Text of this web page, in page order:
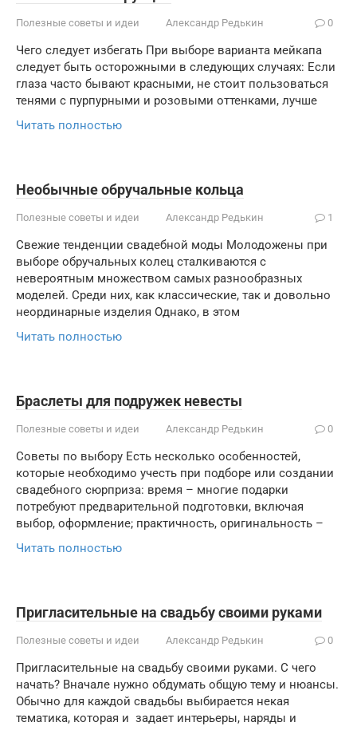
Полезные советы и идеи Александр Редькин 0
Чего следует избегать При выборе варианта мейкапа
следует быть осторожными в следующих случаях: Если
глаза часто бывают красными, не стоит пользоваться
тенями с пурпурными и розовыми оттенками, лучше
Читать полностью
Необычные обручальные кольца
Полезные советы и идеи Александр Редькин 1
Свежие тенденции свадебной моды Молодожены при
выборе обручальных колец сталкиваются с
невероятным множеством самых разнообразных
моделей. Среди них, как классические, так и довольно
неординарные изделия Однако, в этом
Читать полностью
Браслеты для подружек невесты
Полезные советы и идеи Александр Редькин 0
Советы по выбору Есть несколько особенностей,
которые необходимо учесть при подборе или создании
свадебного сюрприза: время – многие подарки
потребуют предварительной подготовки, включая
выбор, оформление; практичность, оригинальность –
Читать полностью
Пригласительные на свадьбу своими руками
Полезные советы и идеи Александр Редькин 0
Пригласительные на свадьбу своими руками. С чего
начать? Вначале нужно обдумать общую тему и нюансы.
Обычно для каждой свадьбы выбирается некая
тематика, которая и задает интерьеры, наряды и